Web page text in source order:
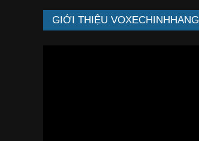
GIỚI THIỆU VOXECHINHHANG